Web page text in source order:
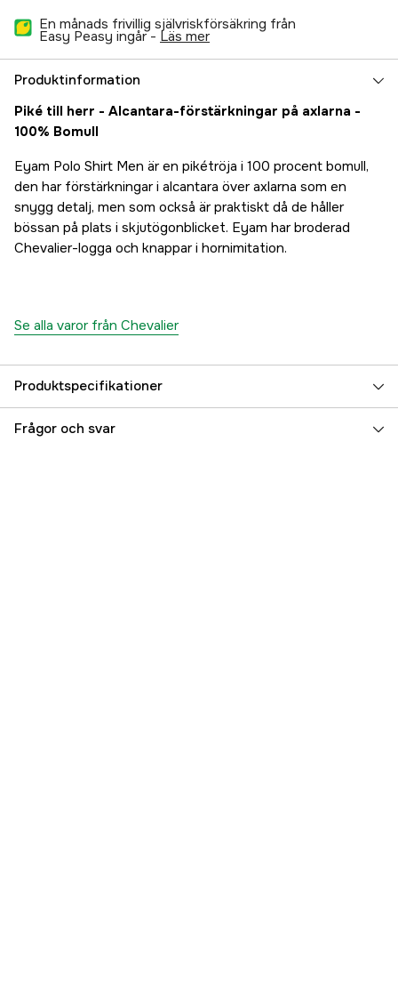
699 kr
Tillfälligt slut
En månads frivillig självriskförsäkring från
Easy Peasy ingår - läs mer
Produktinformation
Piké till herr - Alcantara-förstärkningar på axlarna -
100% Bomull
Eyam Polo Shirt Men är en pikétröja i 100 procent bomull,
den har förstärkningar i alcantara över axlarna som en
snygg detalj, men som också är praktiskt då de håller
bössan på plats i skjutögonblicket. Eyam har broderad
Chevalier-logga och knappar i hornimitation.
Se alla varor från Chevalier
Produktspecifikationer
Färgton Grön
Frågor och svar